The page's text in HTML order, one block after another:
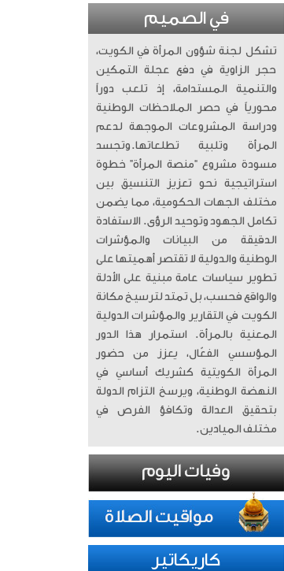
في الصميم
تشكل لجنة شؤون المرأة في الكويت،
حجر الزاوية في دفع عجلة التمكين
والتنمية المستدامة، إذ تلعب دوراً
محورياً في حصر الملاحظات الوطنية
ودراسة المشروعات الموجهة لدعم
المرأة وتلبية تطلعاتها. ​وتجسد
مسودة مشروع “منصة المرأة” خطوة
استراتيجية نحو تعزيز التنسيق بين
مختلف الجهات الحكومية، مما يضمن
تكامل الجهود وتوحيد الرؤى. الاستفادة
الدقيقة من البيانات والمؤشرات
الوطنية والدولية لا تقتصر أهميتها على
تطوير سياسات عامة مبنية على الأدلة
والواقع فحسب، بل تمتد لترسيخ مكانة
الكويت في التقارير والمؤشرات الدولية
المعنية بالمرأة. ​ استمرار هذا الدور
المؤسسي الفعّال، يعزز من حضور
المرأة الكويتية كشريك أساسي في
النهضة الوطنية، ويرسخ التزام الدولة
بتحقيق العدالة وتكافؤ الفرص في
مختلف الميادين.
كاريكاتير